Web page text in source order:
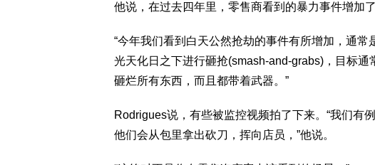
他说，在过去四年里，零售商看到的暴力事件增加了
“今年我们看到白天公然抢劫的事件有所增加，通
光天化日之下进行砸抢(smash-and-grabs)，目标通
砸烂所有东西，而且都带着武器。”
Rodrigues说，有些被监控视频拍了下来。“我们有
他们会从包里拿出砍刀，挥向店员，”他说。